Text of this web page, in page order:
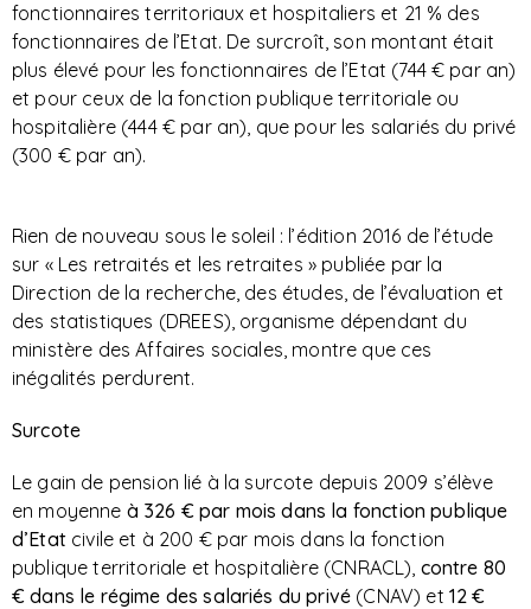
fonctionnaires territoriaux et hospitaliers et 21 % des
fonctionnaires de l’Etat. De surcroît, son montant était
plus élevé pour les fonctionnaires de l’Etat (744 € par an)
et pour ceux de la fonction publique territoriale ou
hospitalière (444 € par an), que pour les salariés du privé
(300 € par an).
Rien de nouveau sous le soleil : l’édition 2016 de l’étude
sur « Les retraités et les retraites » publiée par la
Direction de la recherche, des études, de l’évaluation et
des statistiques (DREES), organisme dépendant du
ministère des Affaires sociales, montre que ces
inégalités perdurent.
Surcote
Le gain de pension lié à la surcote depuis 2009 s’élève
en moyenne à 326 € par mois dans la fonction publique
d’Etatcivile et à 200 € par mois dans la fonction
publique territoriale et hospitalière (CNRACL), contre 80
€ dans le régime des salariés du privé (CNAV) et 12 €